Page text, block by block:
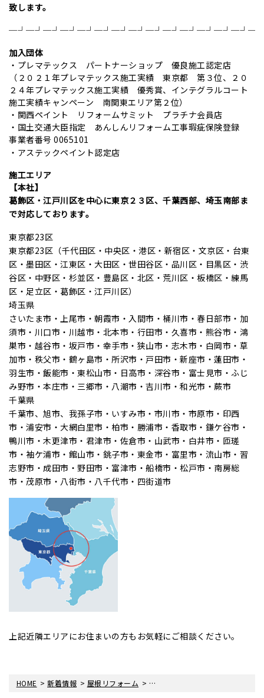
致します。
加入団体
・プレマテックス パートナーショップ 優良施工認定店
（２０２１年プレマテックス施工実績 東京都 第３位、２０
２４年プレマテックス施工実績 優秀賞、インテグラルコート
施工実績キャンペーン 南関東エリア第２位）
・関西ペイント リフォームサミット プラチナ会員店
・国土交通大臣指定 あんしんリフォーム工事瑕疵保険登録
事業者番号 0065101
・アステックペイント認定店
施工エリア
【本社】
葛飾区・江戸川区を中心に東京２３区、千葉西部、埼玉南部ま
で対応しております。
東京都23区
東京都23区（千代田区・中央区・港区・新宿区・文京区・台東
区・墨田区・江東区・大田区・世田谷区・品川区・目黒区・渋
谷区・中野区・杉並区・豊島区・北区・荒川区・板橋区・練馬
区・足立区・葛飾区・江戸川区）
埼玉県
さいたま市・上尾市・朝霞市・入間市・桶川市・春日部市・加
須市・川口市・川越市・北本市・行田市・久喜市・熊谷市・鴻
巣市・越谷市・坂戸市・幸手市・狭山市・志木市・白岡市・草
加市・秩父市・鶴ヶ島市・所沢市・戸田市・新座市・蓮田市・
羽生市・飯能市・東松山市・日高市・深谷市・富士見市・ふじ
み野市・本庄市・三郷市・八潮市・吉川市・和光市・蕨市
千葉県
千葉市、旭市、我孫子市・いすみ市・市川市・市原市・印西
市・浦安市・大網白里市・柏市・勝浦市・香取市・鎌ケ谷市・
鴨川市・木更津市・君津市・佐倉市・山武市・白井市・匝瑳
市・袖ケ浦市・館山市・銚子市・東金市・富里市・流山市・習
志野市・成田市・野田市・富津市・船橋市・松戸市・南房総
市・茂原市・八街市・八千代市・四街道市
上記近隣エリアにお住まいの方もお気軽にご相談ください。
HOME >新着情報 > 屋根リフォーム > 家を長持ちさせる！シーリング工